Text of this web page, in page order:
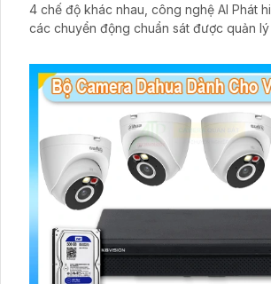
4 chế độ khác nhau, công nghệ AI Phát
các chuyển động chuẩn sát được quản